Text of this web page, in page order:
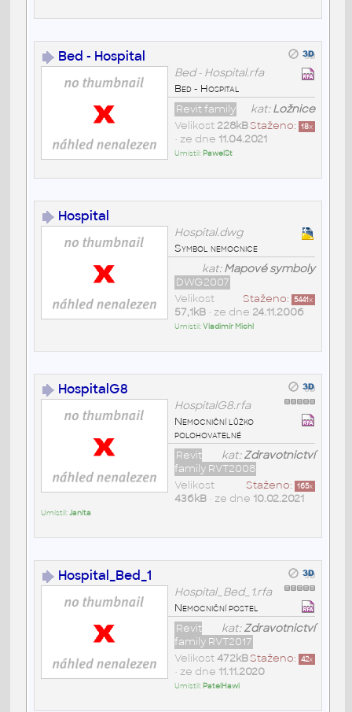
Bed - Hospital
Bed - Hospital.rfa
Bed - Hospital
kat:Ložnice
Revit family
Staženo: 18x
Velikost 228kB
• ze dne 11.04.2021
Umístil: PawelSt
Hospital
Hospital.dwg
Symbol nemocnice
kat:Mapové symboly
DWG2007
Staženo: 5441x
Velikost
57,1kB• ze dne 24.11.2006
Umístil:Vladimír Michl
HospitalG8
HospitalG8.rfa
Nemocniční lůžko
polohovatelné
kat:Zdravotnictví
Revit
family RVT2008
Staženo: 165x
Velikost
436kB• ze dne 10.02.2021
Umístil:Janita
Hospital_Bed_1
Hospital_Bed_1.rfa
Nemocniční postel
kat:Zdravotnictví
Revit
family RVT2017
Staženo: 42x
Velikost 472kB
• ze dne 11.11.2020
Umístil: PatelHawi